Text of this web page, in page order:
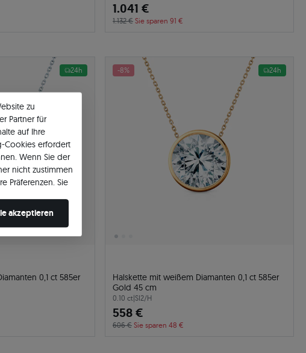
1.041 €
1.132 € Sie sparen 91 €
24h
0,1 ct 585er
-8% 24h
Halskette mit weißem Diamanten 0,1 ct 585er
Gold 45 cm
0.10 ct|SI2/H
558 €
606 € Sie sparen 48 €
zu
Partner für
auf Ihre
Cookies erfordert
Wenn Sie der
nicht zustimmen
Präferenzen. Sie
akzeptieren